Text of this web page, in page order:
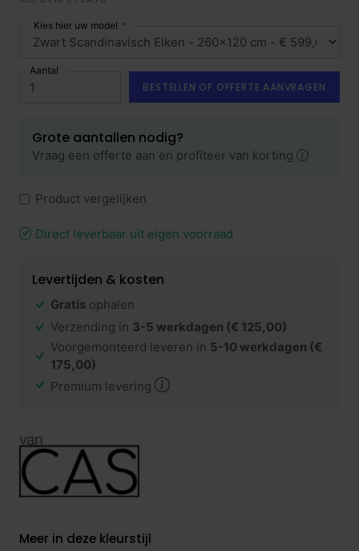
Kies hier uw model
Aantal
BESTELLEN OF OFFERTE AANVRAGEN
Grote aantallen nodig?
Vraag een offerte aan en profiteer van korting
Product vergelijken
Direct leverbaar uit eigen voorraad
Levertijden & kosten
Gratis ophalen
Verzending in 3-5 werkdagen (€ 125,00)
Voorgemonteerd leveren in 5-10 werkdagen (€
175,00)
Premium levering
Meer in deze kleurstijl